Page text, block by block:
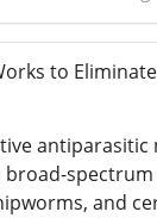
to
broad-
and